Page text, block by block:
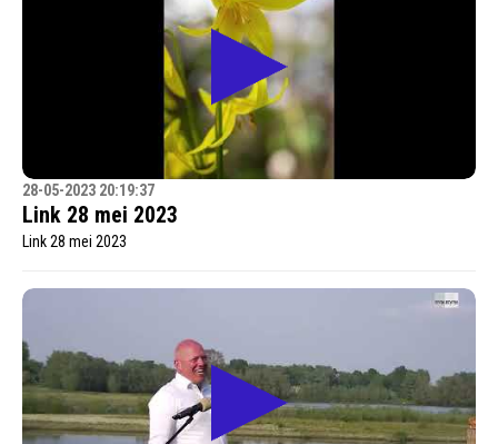
28-05-2023 20:19:37
Link 28 mei 2023
Link 28 mei 2023